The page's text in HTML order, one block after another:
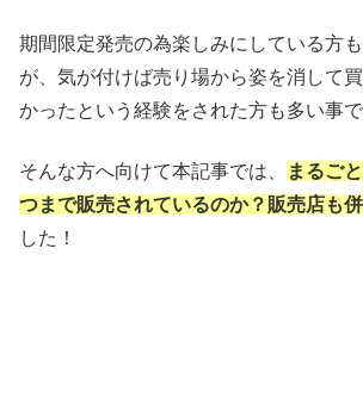
期間限定発売の為楽しみにしている方
が、気が付けば売り場から姿を消して
かったという経験をされた方も多い事で
そんな方へ向けて本記事では、
まるご
つまで販売されているのか？販売店も
した！